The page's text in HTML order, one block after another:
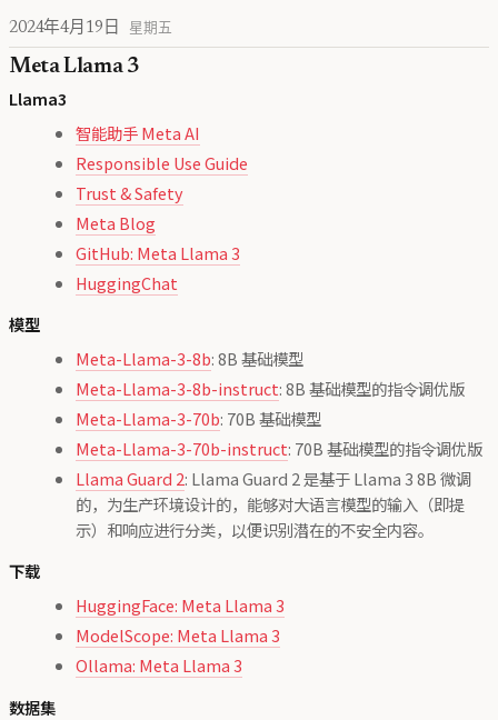
2024年4月19日 星期五
Meta Llama 3
Llama3
智能助手 Meta AI
Responsible Use Guide
Trust & Safety
Meta Blog
GitHub: Meta Llama 3
HuggingChat
模型
Meta-Llama-3-8b: 8B 基础模型
Meta-Llama-3-8b-instruct: 8B 基础模型的指令调优版
Meta-Llama-3-70b: 70B 基础模型
Meta-Llama-3-70b-instruct: 70B 基础模型的指令调优版
Llama Guard 2: Llama Guard 2 是基于 Llama 3 8B 微调
的，为生产环境设计的，能够对大语言模型的输入（即提
示）和响应进行分类，以便识别潜在的不安全内容。
下载
HuggingFace: Meta Llama 3
ModelScope: Meta Llama 3
Ollama: Meta Llama 3
数据集